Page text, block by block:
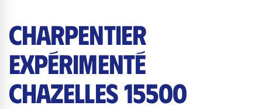
CHARPENTIER
EXPÉRIMENTÉ
CHAZELLES 15500